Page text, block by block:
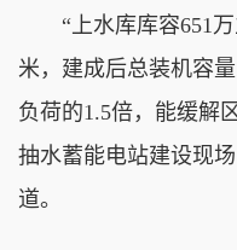
“上水库库容651万
米，建成后总装机容
负荷的1.5倍，能缓解
抽水蓄能电站建设现
道。